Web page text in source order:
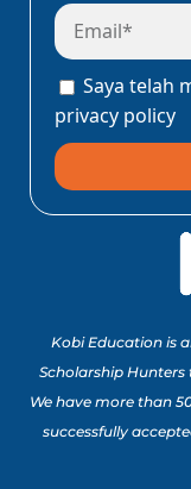
Saya telah
privacy policy
Kobi Education is
Scholarship
We have more than
successfully